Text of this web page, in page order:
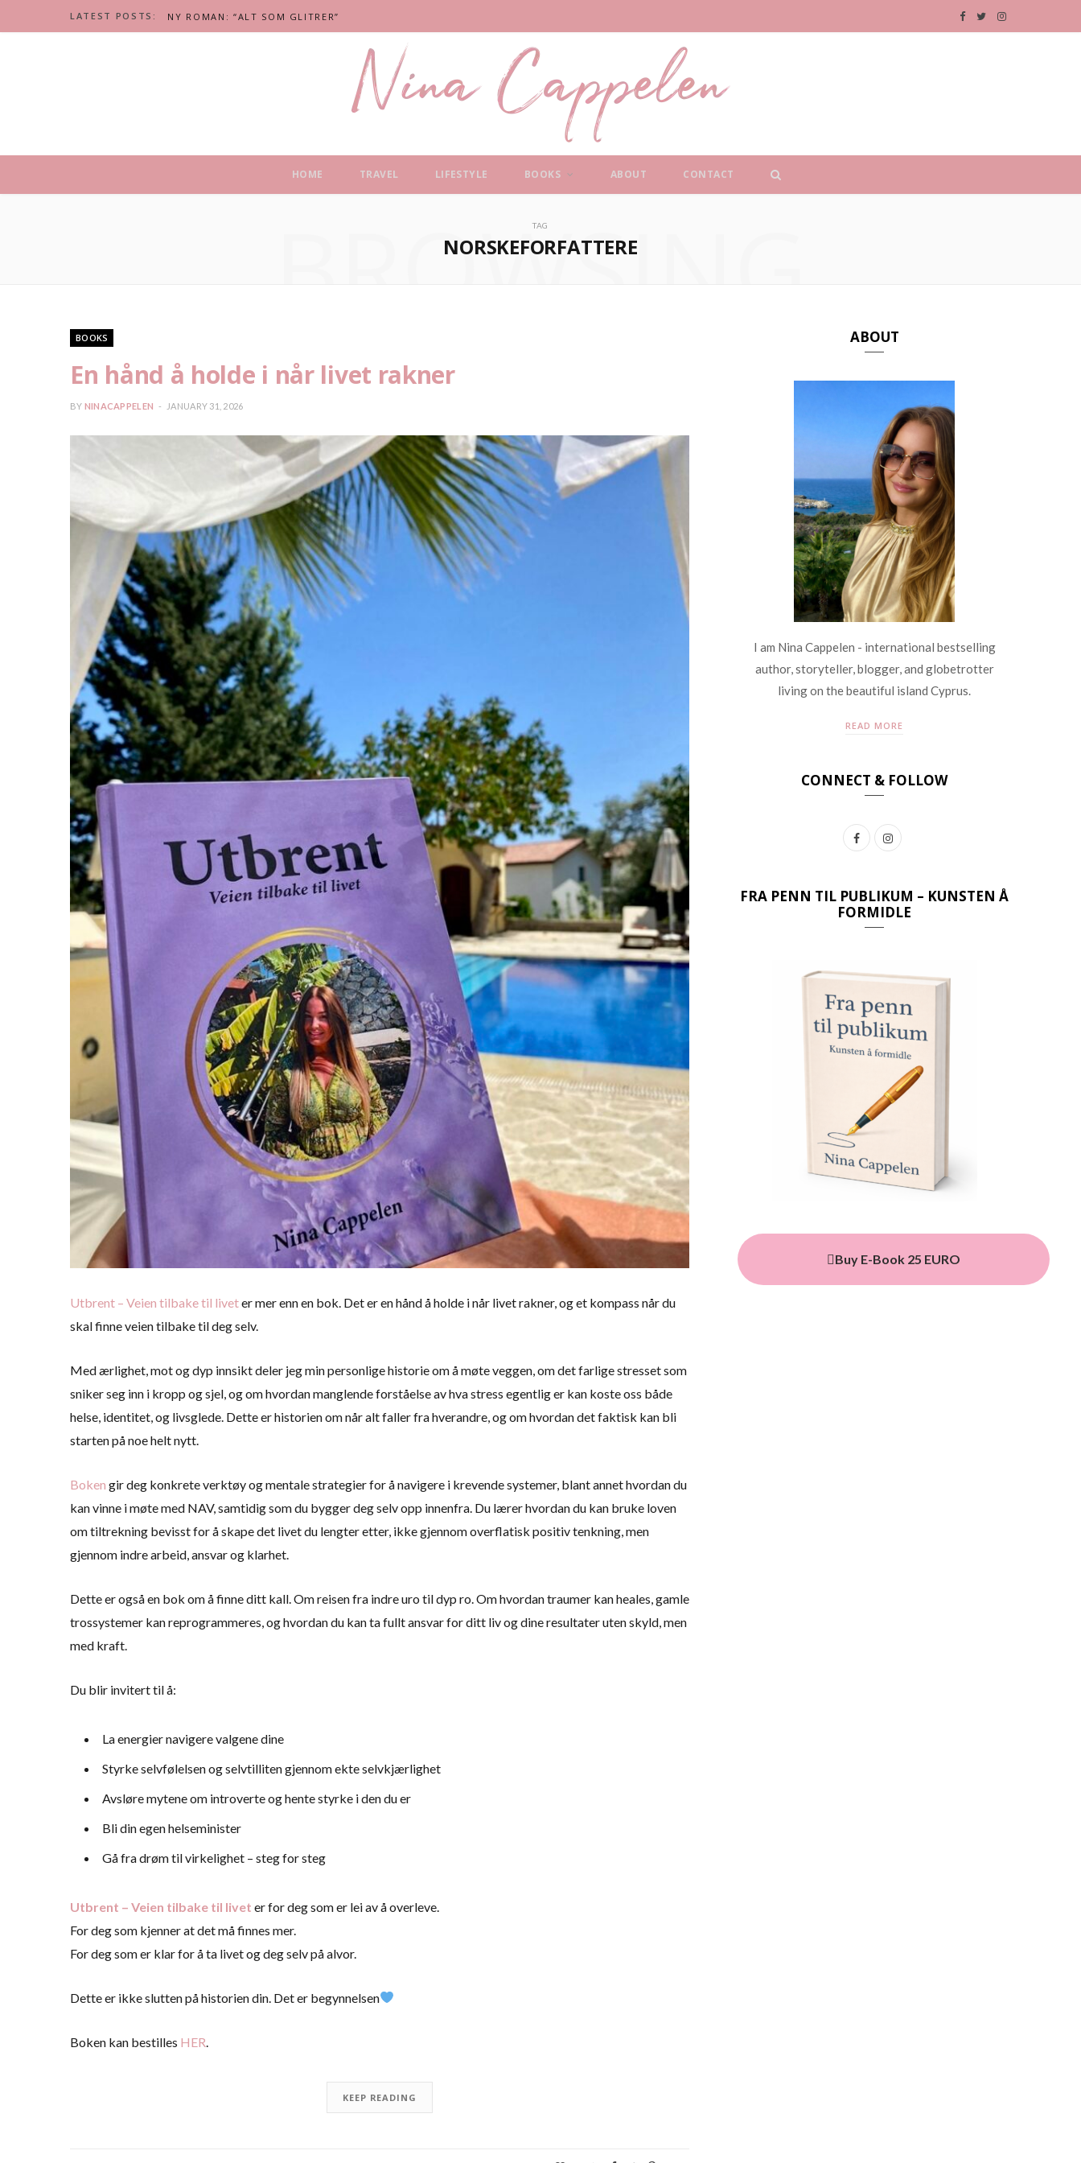
LATEST POSTS: NY ROMAN: “ALT SOM GLITRER” F T I
HOME TRAVEL LIFESTYLE BOOKS ABOUT CONTACT
TAG
NORSKEFORFATTERE
BROWSING
BOOKS
En hånd å holde i når livet rakner
BY NINACAPPELEN JANUARY 31, 2026
Utbrent – Veien tilbake til liveter mer enn en bok. Det er en hånd å holde i når livet rakner, og et kompass når du
skal finne veien tilbake til deg selv.
Med ærlighet, mot og dyp innsikt deler jeg min personlige historie om å møte veggen, om det farlige stresset som
sniker seg inn i kropp og sjel, og om hvordan manglende forståelse av hva stress egentlig er kan koste oss både
helse, identitet, og livsglede. Dette er historien om når alt faller fra hverandre, og om hvordan det faktisk kan bli
starten på noe helt nytt.
Boken gir deg konkrete verktøy og mentale strategier for å navigere i krevende systemer, blant annet hvordan du
kan vinne i møte med NAV, samtidig som du bygger deg selv opp innenfra. Du lærer hvordan du kan bruke loven
om tiltrekning bevisst for å skape det livet du lengter etter, ikke gjennom overflatisk positiv tenkning, men
gjennom indre arbeid, ansvar og klarhet.
Dette er også en bok om å finne ditt kall. Om reisen fra indre uro til dyp ro. Om hvordan traumer kan heales, gamle
trossystemer kan reprogrammeres, og hvordan du kan ta fullt ansvar for ditt liv og dine resultater uten skyld, men
med kraft.
Du blir invitert til å:
La energier navigere valgene dine
Styrke selvfølelsen og selvtilliten gjennom ekte selvkjærlighet
Avsløre mytene om introverte og hente styrke i den du er
Bli din egen helseminister
Gå fra drøm til virkelighet – steg for steg
Utbrent – Veien tilbake til livet er for deg som er lei av å overleve.
For deg som kjenner at det må finnes mer.
For deg som er klar for å ta livet og deg selv på alvor.
Dette er ikke slutten på historien din. Det er begynnelsen
Boken kan bestilles HER
KEEP READING
ABOUT
I am Nina Cappelen - international bestselling
author, storyteller, blogger, and globetrotter
living on the beautiful island Cyprus.
READ MORE
CONNECT & FOLLOW
F
c
e
o
o
k
I
s
t
g
r
a
m
FRA PENN TIL PUBLIKUM – KUNSTEN Å
FORMIDLE
Buy E-Book 25 EURO